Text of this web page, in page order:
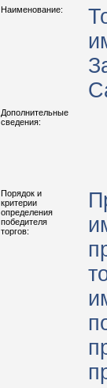
Наименование:
Дополнительные
сведения:
Порядок и
критерии
определения
победителя
торгов: